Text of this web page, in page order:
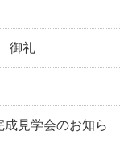
御礼
見学会のお知ら